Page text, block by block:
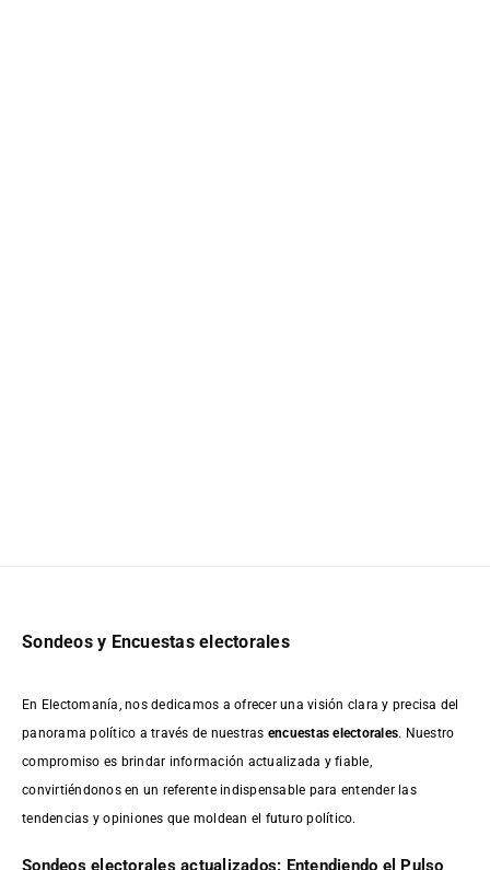
Sondeos y Encuestas electorales
En Electomanía, nos dedicamos a ofrecer una visión clara y precisa del
panorama político a través de nuestras encuestas electorales. Nuestro
compromiso es brindar información actualizada y fiable,
convirtiéndonos en un referente indispensable para entender las
tendencias y opiniones que moldean el futuro político.
Sondeos electorales actualizados: Entendiendo el Pulso